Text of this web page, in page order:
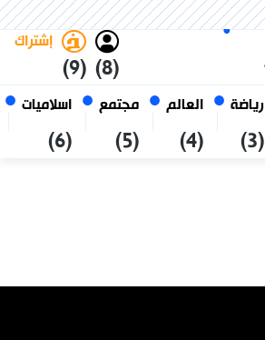
رياضة
(3)
العالم
(4)
مجتمع
(5)
اسلاميات
(6)
(8)
إشتراك
(9)
الجزائر